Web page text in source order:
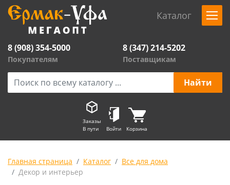
Каталог
8 (908) 354-5000
Покупателям
8 (347) 214-5202
Поставщикам
Заказы
В пути
Войти Корзина
Главная страница Каталог
Все для дома
Декор и интерьер